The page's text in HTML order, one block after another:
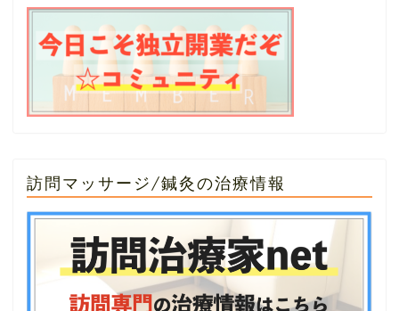
訪問マッサージ/鍼灸の治療情報